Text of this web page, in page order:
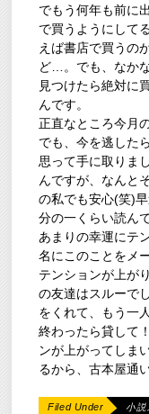
でもう何年も前に
で買うようにして
えば書店で買うの
ど…。でも、なか
見つけたら絶対に
んです。
正直なところ今月
でも、今を逃した
思って手に取りま
んですが、なんと
の私でも安心(笑)
分の一くらい読ん
あまりの幸運にテ
名にこのことをメ
テンションが上が
の友達はスルーで
をくれて、もう一
終わったら貸して
ンが上がってしま
るから、古本屋通
Filed Under 小説